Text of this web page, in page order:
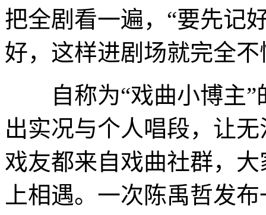
把全剧看一遍，“要先记
好，这样进剧场就完全不
自称为“戏曲小博主”
出实况与个人唱段，让
戏友都来自戏曲社群，
上相遇。一次陈禹哲发